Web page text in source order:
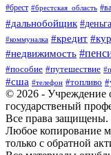
#брест #брестская_область
#дальнобойщик #деньга
#коммуналка #кредит
#недвижимость
#пособие #путешествие
#сша #телефон #топливо
© 2026 - Учреждение
государственый
Все права защищены.
Любое копирование
только с обратной